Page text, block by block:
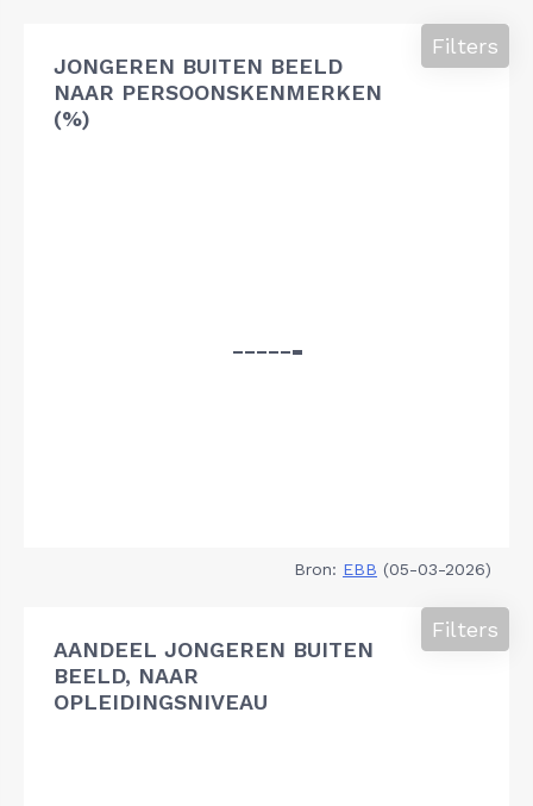
JONGEREN BUITEN BEELD
NAAR PERSOONSKENMERKEN
(%)
Filters
Bron: EBB (05-03-2026)
AANDEEL JONGEREN BUITEN
BEELD, NAAR
OPLEIDINGSNIVEAU
Filters